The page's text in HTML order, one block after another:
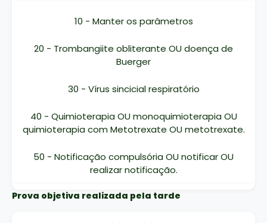
10 - Manter os parâmetros
20 - Trombangiite obliterante OU doença de
Buerger
30 - Vírus sincicial respiratório
40 - Quimioterapia OU monoquimioterapia OU
quimioterapia com Metotrexate OU metotrexate.
50 - Notificação compulsória OU notificar OU
realizar notificação.
Prova objetiva realizada pela tarde